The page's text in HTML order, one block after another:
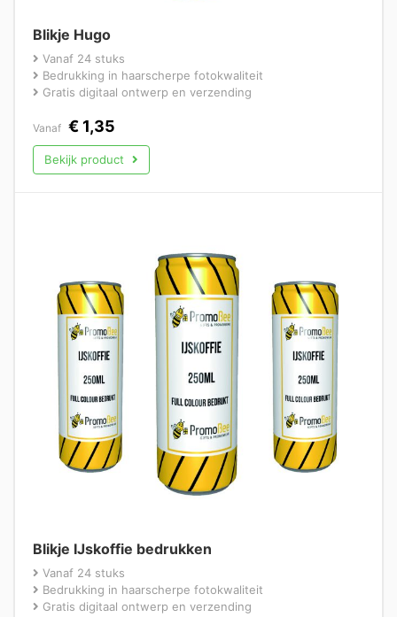
Blikje Hugo
Vanaf 24 stuks
Bedrukking in haarscherpe fotokwaliteit
Gratis digitaal ontwerp en verzending
Vanaf € 1,35
Bekijk product
Blikje IJskoffie bedrukken
Vanaf 24 stuks
Bedrukking in haarscherpe fotokwaliteit
Gratis digitaal ontwerp en verzending